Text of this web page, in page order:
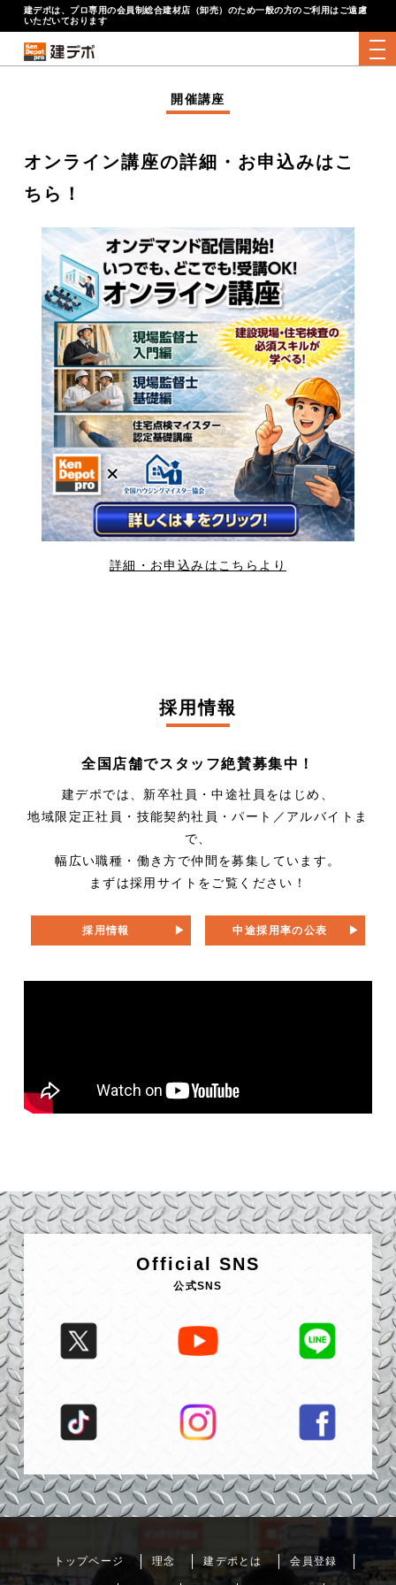
建デポは、プロ専用の会員制総合建材店（卸売）のため一般の方のご利用はご遠慮
いただいております
開催講座
オンライン講座の詳細・お申込みはこ
ちら！
詳細・お申込みはこちらより
採用情報
全国店舗でスタッフ絶賛募集中！
建デポでは、新卒社員・中途社員をはじめ、
地域限定正社員・技能契約社員・パート／アルバイトま
で、
幅広い職種・働き方で仲間を募集しています。
まずは採用サイトをご覧ください！
採用情報 中途採用率の公表
Official SNS
公式SNS
トップページ 理念 建デポとは 会員登録